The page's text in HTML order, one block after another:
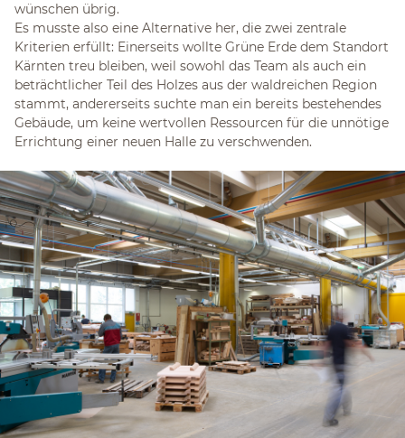
wünschen übrig.
Es musste also eine Alternative her, die zwei zentrale
Kriterien erfüllt: Einerseits wollte Grüne Erde dem Standort
Kärnten treu bleiben, weil sowohl das Team als auch ein
beträchtlicher Teil des Holzes aus der waldreichen Region
stammt, andererseits suchte man ein bereits bestehendes
Gebäude, um keine wertvollen Ressourcen für die unnötige
Errichtung einer neuen Halle zu verschwenden.